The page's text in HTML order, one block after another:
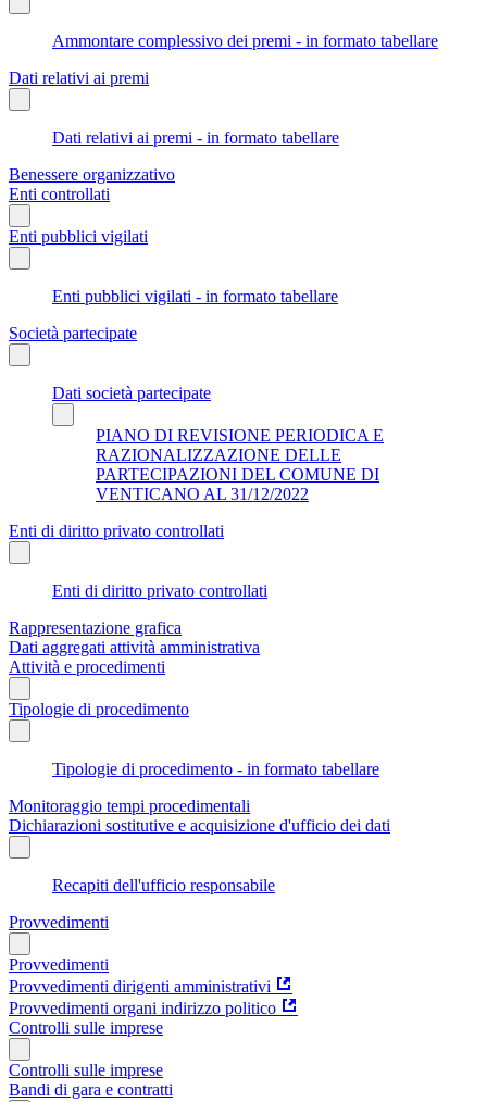
Ammontare complessivo dei premi - in formato tabellare
Dati relativi ai premi
Dati relativi ai premi - in formato tabellare
Benessere organizzativo
Enti controllati
Enti pubblici vigilati
Enti pubblici vigilati - in formato tabellare
Società partecipate
Dati società partecipate
PIANO DI REVISIONE PERIODICA E
RAZIONALIZZAZIONE DELLE
PARTECIPAZIONI DEL COMUNE DI
VENTICANO AL 31/12/2022
Enti di diritto privato controllati
Enti di diritto privato controllati
Rappresentazione grafica
Dati aggregati attività amministrativa
Attività e procedimenti
Tipologie di procedimento
Tipologie di procedimento - in formato tabellare
Monitoraggio tempi procedimentali
Dichiarazioni sostitutive e acquisizione d'ufficio dei dati
Recapiti dell'ufficio responsabile
Provvedimenti
Provvedimenti
Provvedimenti dirigenti amministrativi
Provvedimenti organi indirizzo politico
Controlli sulle imprese
Controlli sulle imprese
Bandi di gara e contratti